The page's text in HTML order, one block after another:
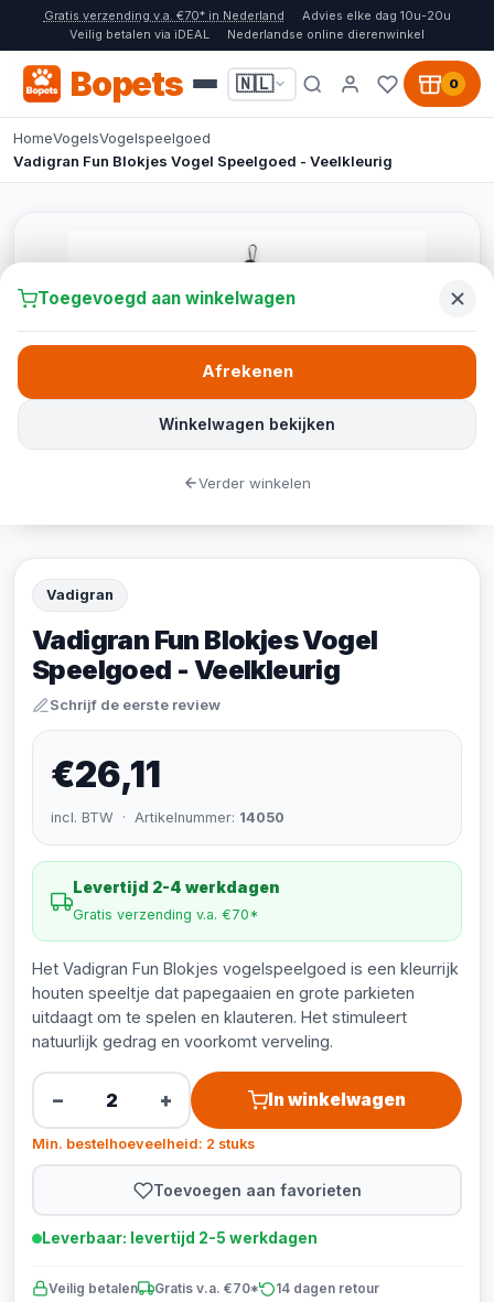
Gratis verzending v.a. €70* in Nederland
Advies elke dag 10u-20u
Veilig betalen via iDEAL
Nederlandse online dierenwinkel
Bopets 🇳🇱 0
HomeVogelsVogelspeelgoed
Vadigran Fun Blokjes Vogel Speelgoed - Veelkleurig
Vadigran
Vadigran Fun Blokjes Vogel
Speelgoed - Veelkleurig
Schrijf de eerste review
€26,11
incl. BTW · Artikelnummer: 14050
Levertijd 2-4 werkdagen
Gratis verzending v.a. €70*
Het Vadigran Fun Blokjes vogelspeelgoed is een kleurrijk
houten speeltje dat papegaaien en grote parkieten
uitdaagt om te spelen en klauteren. Het stimuleert
natuurlijk gedrag en voorkomt verveling.
− + In winkelwagen
Min. bestelhoeveelheid: 2 stuks
Toevoegen aan favorieten
Leverbaar: levertijd 2-5 werkdagen
Veilig betalen Gratis v.a. €70* 14 dagen retour
Toegevoegd aan winkelwagen
Winkelwagen bekijken
Afrekenen
Verder winkelen